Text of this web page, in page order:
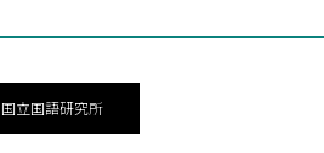
国立国語研究所